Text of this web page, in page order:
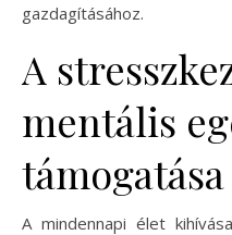
gazdagításához.
A
mentális
támogatása
A mindennapi élet